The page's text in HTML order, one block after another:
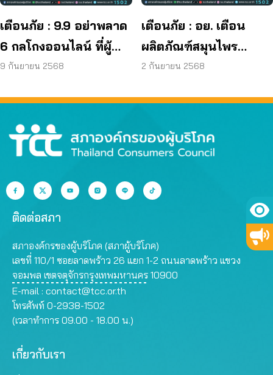
เตือนภัย : 9.9 อย่าพลาด
6 กลโกงออนไลน์ ที่ผู้
บริโภคโดนหลอกบ่อย
9 กันยายน 2568
เตือนภัย : อย. เตือน
ผลิตภัณฑ์สมุนไพร
JAPO CARE โฆษณา
2 กันยายน 2568
ติดต่อสภา
สภาองค์กรของผู้บริโภค (สภาผู้บริโภค)
เลขที่ 110/1 ซอยลาดพร้าว 26 แยก 1-2 ถนนลาดพร้าว แขวง
จอมพล เขตจตุจักรกรุงเทพมหานคร 10900
E-mail : contact@tcc.or.th
โทรศัพท์ 0-2938-1502
(เวลาทำการ 09.00 - 18.00 น.)
เกี่ยวกับเรา